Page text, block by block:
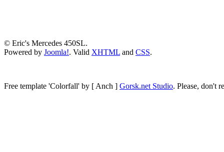
© Eric's Mercedes 450SL.
Powered by Joomla!. Valid XHTML and CSS.
Free template 'Colorfall' by [ Anch ] Gorsk.net Studio. Please, don't